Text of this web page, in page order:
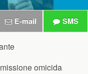
E-mail SMS
omicida